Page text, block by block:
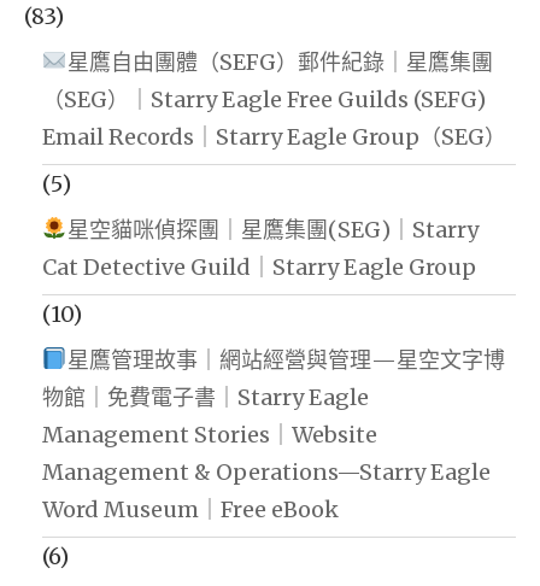
(83)
星鷹自由團體（SEFG）郵件紀錄｜星鷹集團
（SEG）｜Starry Eagle Free Guilds (SEFG)
Email Records｜Starry Eagle Group（SEG）
(5)
星空貓咪偵探團｜星鷹集團(SEG)｜Starry
Cat Detective Guild｜Starry Eagle Group
(10)
星鷹管理故事｜網站經營與管理—星空文字博
物館｜免費電子書｜Starry Eagle
Management Stories｜Website
Management & Operations—Starry Eagle
Word Museum｜Free eBook
(6)